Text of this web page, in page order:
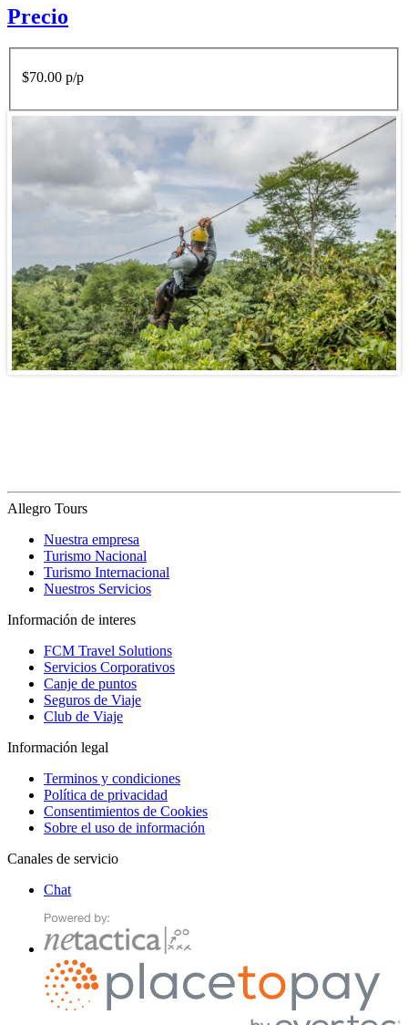
Precio
$70.00 p/p
Allegro Tours
Nuestra empresa
Turismo Nacional
Turismo Internacional
Nuestros Servicios
Información de interes
FCM Travel Solutions
Servicios Corporativos
Canje de puntos
Seguros de Viaje
Club de Viaje
Información legal
Terminos y condiciones
Política de privacidad
Consentimientos de Cookies
Sobre el uso de información
Canales de servicio
Chat